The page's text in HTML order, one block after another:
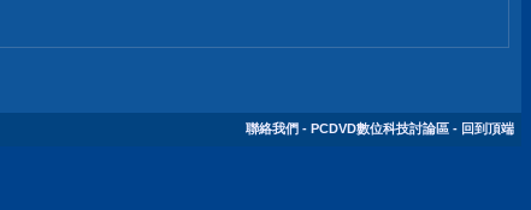
聯絡我們 - PCDVD數位科技討論區 - 回到頂端